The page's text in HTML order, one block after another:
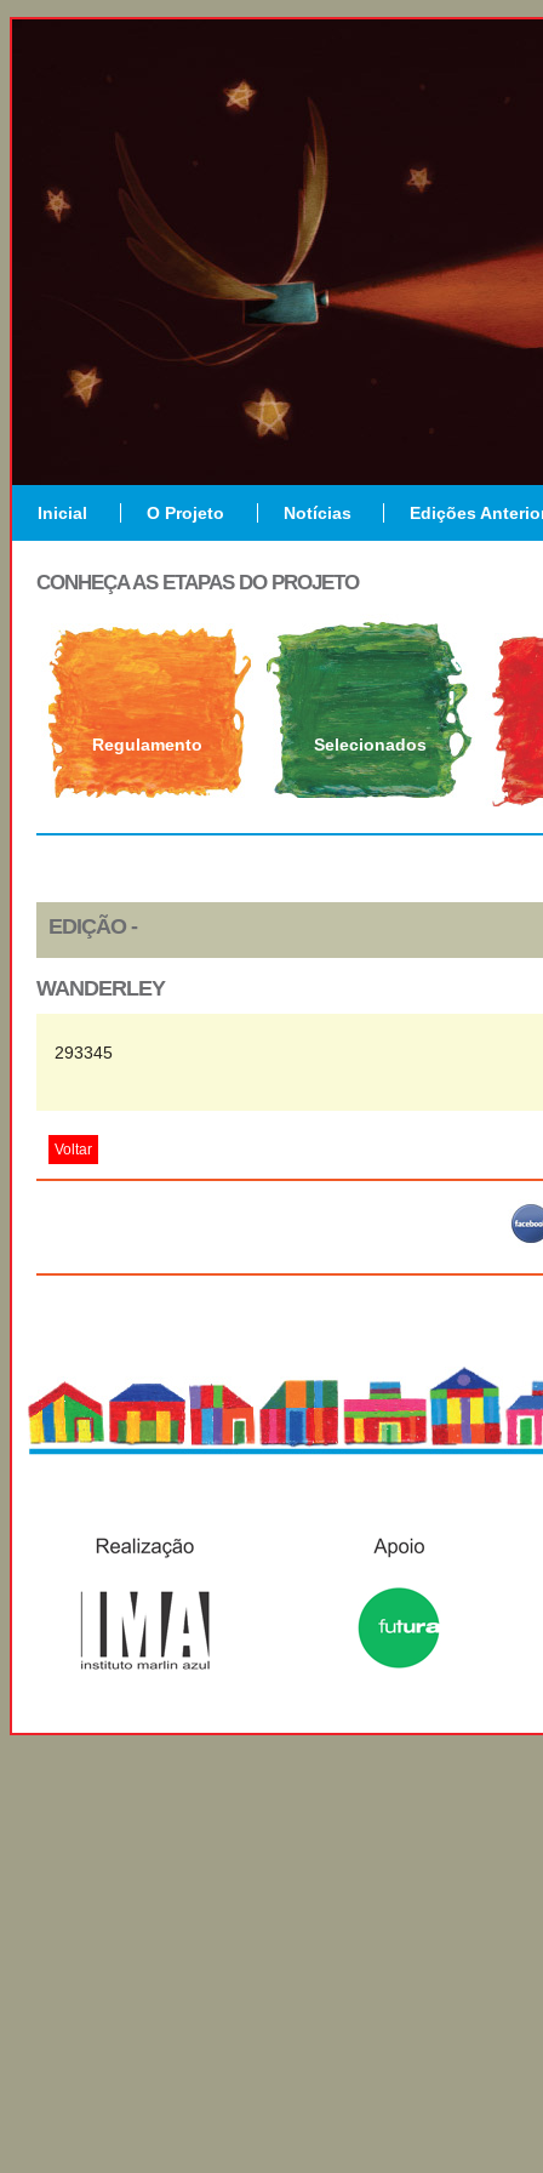
Inicial O Projeto Notícias Edições
CONHEÇA AS ETAPAS DO PROJETO
Regulamento Selecionados
EDIÇÃO -
WANDERLEY
293345
Voltar